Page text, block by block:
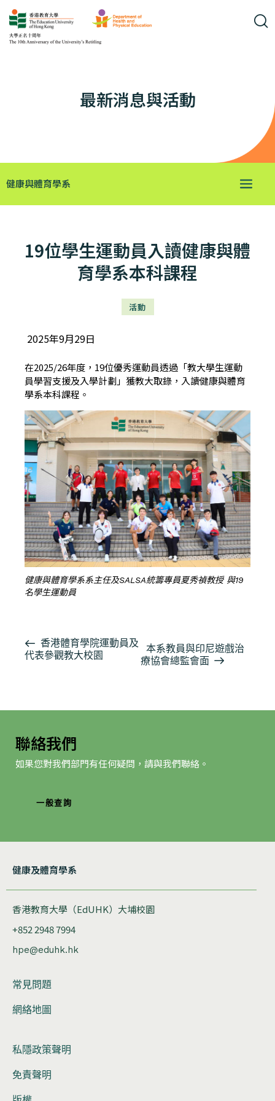
最新消息與活動
健康與體育學系
19位學生運動員入讀健康與體
育學系本科課程
活動
2025年9月29日
在2025/26年度，19位優秀運動員透過「教大學生運動
員學習支援及入學計劃」獲教大取錄，入讀健康與體育
學系本科課程。
健康與體育學系系主任及SALSA統籌專員夏秀禎教授 與19
名學生運動員
活
動
香港體育學院運動員及
代表參觀教大校園
本系教員與印尼遊戲治
療協會總監會面
聯絡我們
如果您對我們部門有任何疑問，請與我們聯絡。
一般查詢
健康及體育學系
香港教育大學（EdUHK）大埔校園
+852 2948 7994
hpe@eduhk.hk
常見問題
網絡地圖
私隱政策聲明
免責聲明